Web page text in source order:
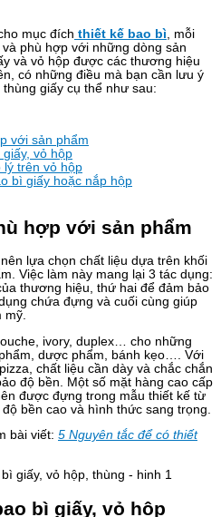
mục đích thiết kế bao bì , mỗi
phù hợp với những dòng sản
và vỏ hộp được các thương hiệu
có những điều mà bạn cần lưu ý
giấy cụ thể như sau:
với sản phẩm
vỏ hộp
lý trên vỏ hộp
bì giấy hoặc nắp hộp
hợp với sản phẩm
lựa chọn chất liệu dựa trên khối
Việc làm này mang lại 3 tác dụng:
thương hiệu, thứ hai để đảm bảo
chứa đựng và cuối cùng giúp
ivory, duplex… cho những
dược phẩm, bánh kẹo…. Với
chất liệu cần dày và chắc chắn
độ bền. Một số mặt hàng cao cấp
được đựng trong mẫu thiết kế từ
bền cao và hình thức sang trọng.
bài viết: 5 Nguyên tắc để có thiết
bì giấy, vỏ hộp